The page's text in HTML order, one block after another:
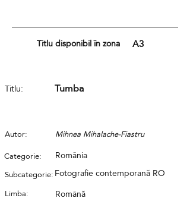
Titlu disponibil în zona A3
Titlu: Tumba
Autor: Mihnea Mihalache-Fiastru
Categorie: România
Subcategorie: Fotografie contemporană RO
Limba: Română